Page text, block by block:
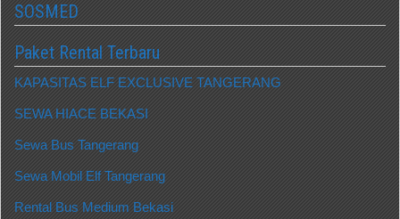
SOSMED
Paket Rental Terbaru
KAPASITAS ELF EXCLUSIVE TANGERANG
SEWA HIACE BEKASI
Sewa Bus Tangerang
Sewa Mobil Elf Tangerang
Rental Bus Medium Bekasi